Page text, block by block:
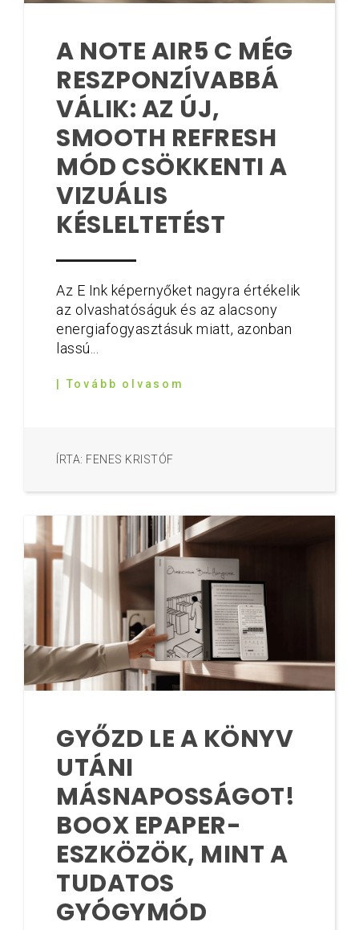
A NOTE AIR5 C MÉG
RESZPONZÍVABBÁ
VÁLIK: AZ ÚJ,
SMOOTH REFRESH
MÓD CSÖKKENTI A
VIZUÁLIS
KÉSLELTETÉST
Az E Ink képernyőket nagyra értékelik
az olvashatóságuk és az alacsony
energiafogyasztásuk miatt, azonban
lassú...
| Tovább olvasom
ÍRTA: FENES KRISTÓF
GYŐZD LE A KÖNYV
UTÁNI
MÁSNAPOSSÁGOT!
BOOX EPAPER-
ESZKÖZÖK, MINT A
TUDATOS
GYÓGYMÓD